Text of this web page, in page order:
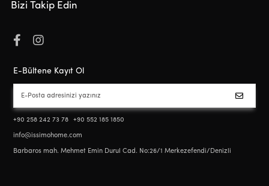
Bizi Takip Edin
E-Bültene Kayıt Ol
+90 258 242 73 78 +90 552 185 1850
info@issimohome.com
Barbaros mah. Mehmet Emin Durul Cad. No:26/1 Merkezefendi/Denizli